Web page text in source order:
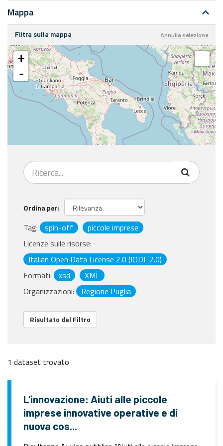
Mappa
Filtra sulla mappa Annulla selezione
+
-
Ordina per
Tag: spin-off
piccole imprese
Licenze sulle risorse:
Italian Open Data License 2.0 (IODL 2.0)
Formati:
xsd
XML
Organizzazioni:
Regione Puglia
Risultato del Filtro
1 dataset trovato
L'innovazione: Aiuti alle piccole
imprese innovative operative e di
nuova cos...